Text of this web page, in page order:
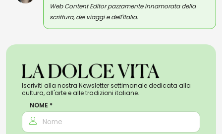
Web Content Editor pazzamente innamorata della
scrittura, dei viaggi e dell'Italia.
Iscriviti alla nostra Newsletter settimanale dedicata alla
cultura, all'arte e alle tradizioni italiane.
NOME *